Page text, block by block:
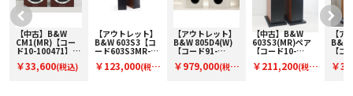
・ 0.5%未満（200Hz - 22kHz）
〇 公称インピーダンス 8Ω（最小 4.3Ω）
〇 推奨アンプ出力 30W - 120W（8Ω、クリップしていない音源で）
〇 最大推奨ケーブルインピーダンス 0.1Ω
〇 外形寸法
・ 高さ：165mm（キャビネットのみ）
・ 幅：477mm（キャビネットのみ）
【中古】B&W
CM1(MR)【コー
ド10-100471】ブ
ーカー(ペア)
￥33,600(税込)
【アウトレット】
B&W 603S3【コ
ード603S3MR-
ーカー(ペアのみ)
￥123,000(税
【アウトレット】
B&W 805D4(W)
【コード91-
シェルフスピーカ
ー(ペア)
￥979,000(税
【中古】B&W
603S3(MR)ペア
【コード10-
型スピーカー(ペ
￥211,200(税
【ア
B&W
【コ
型ス
￥